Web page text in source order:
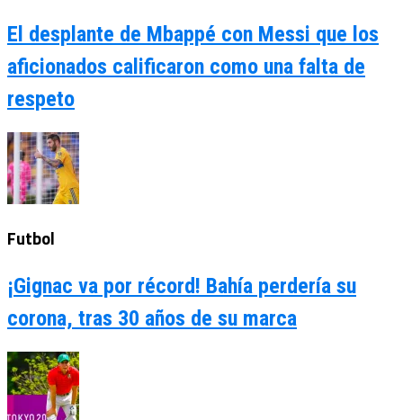
El desplante de Mbappé con Messi que los
aficionados calificaron como una falta de
respeto
Futbol
¡Gignac va por récord! Bahía perdería su
corona, tras 30 años de su marca